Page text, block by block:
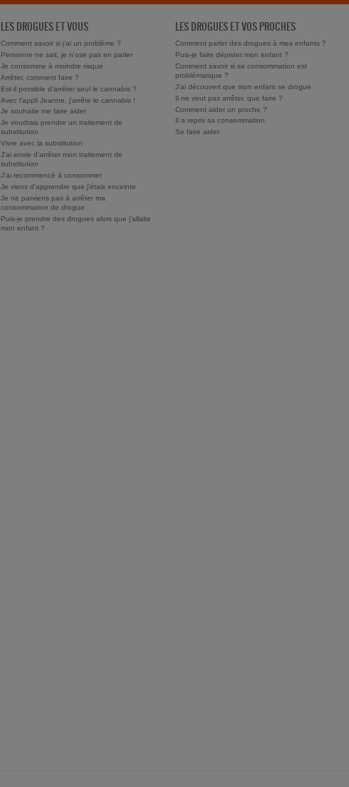
LES DROGUES ET VOUS
Comment savoir si j'ai un problème ?
Personne ne sait, je n'ose pas en parler
Je consomme à moindre risque
Arrêter, comment faire ?
Est-il possible d'arrêter seul le cannabis ?
Avec l'appli Jeanne, j'arrête le cannabis !
Je souhaite me faire aider
Je voudrais prendre un traitement de
substitution
Vivre avec la substitution
J'ai envie d'arrêter mon traitement de
substitution
J'ai recommencé à consommer
Je viens d'apprendre que j'étais enceinte
Je ne parviens pas à arrêter ma
consommation de drogue
Puis-je prendre des drogues alors que j'allaite
mon enfant ?
LES DROGUES ET VOS PROCHES
Comment parler des drogues à mes enfants ?
Puis-je faire dépister mon enfant ?
Comment savoir si sa consommation est
problématique ?
J'ai découvert que mon enfant se drogue
Il ne veut pas arrêter, que faire ?
Comment aider un proche ?
Il a repris sa consommation
Se faire aider